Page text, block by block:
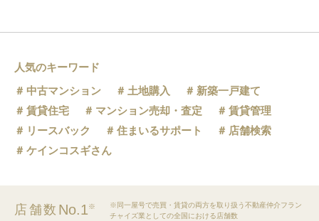
人気のキーワード
中古マンション
土地購入
新築一戸建て
賃貸住宅
マンション売却・査定
賃貸管理
リースバック
住まいるサポート
店舗検索
ケインコスギさん
店舗数 No.1※
※同一屋号で売買・賃貸の両方を取り扱う不動産仲介フラン
チャイズ業としての全国における店舗数